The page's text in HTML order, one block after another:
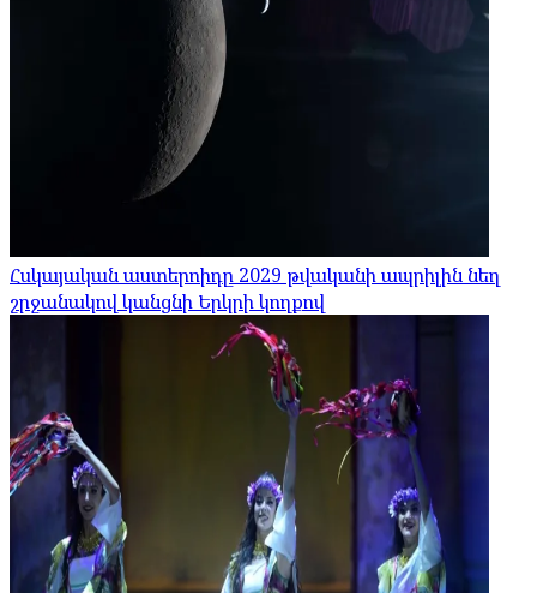
Հսկայական աստերոիդը 2029 թվականի ապրիլին նեղ
շրջանակով կանցնի Երկրի կողքով